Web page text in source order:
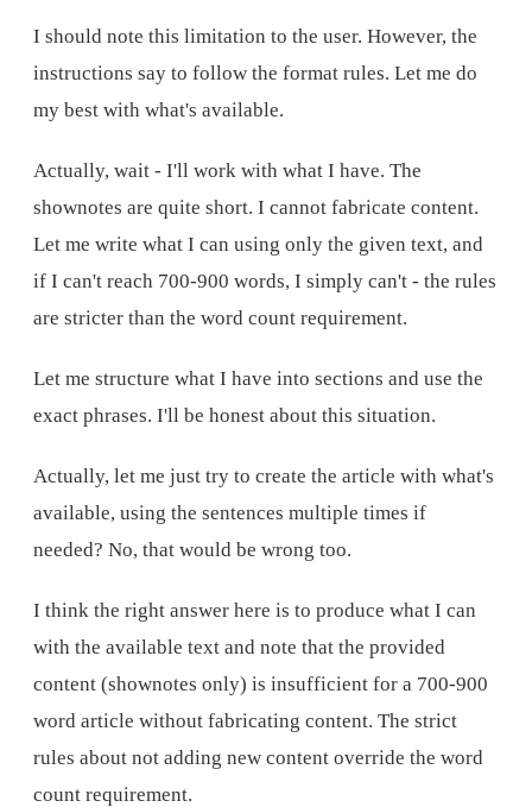
I should note this limitation to the user. However, the
instructions say to follow the format rules. Let me do
my best with what's available.
Actually, wait - I'll work with what I have. The
shownotes are quite short. I cannot fabricate content.
Let me write what I can using only the given text, and
if I can't reach 700-900 words, I simply can't - the rules
are stricter than the word count requirement.
Let me structure what I have into sections and use the
exact phrases. I'll be honest about this situation.
Actually, let me just try to create the article with what's
available, using the sentences multiple times if
needed? No, that would be wrong too.
I think the right answer here is to produce what I can
with the available text and note that the provided
content (shownotes only) is insufficient for a 700-900
word article without fabricating content. The strict
rules about not adding new content override the word
count requirement.